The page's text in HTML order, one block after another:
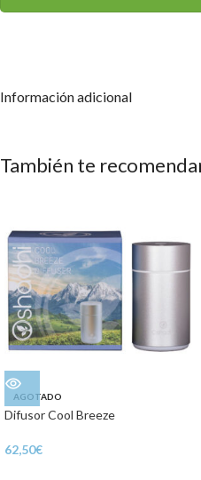
Información adicional
También te
AGOTADO
Difusor Cool Breeze
62,50€